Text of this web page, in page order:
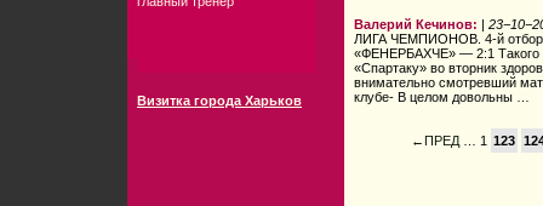
Визитка города Харьков
Валерий Кечинов: |
ЛИГА ЧЕМПИОНОВ. 4-й
«ФЕНЕРБАХЧЕ» — 2:1 Такого
«Спартаку» во вторник
внимательно смотревший
клубе- В целом довольны …
←ПРЕД… 1 123